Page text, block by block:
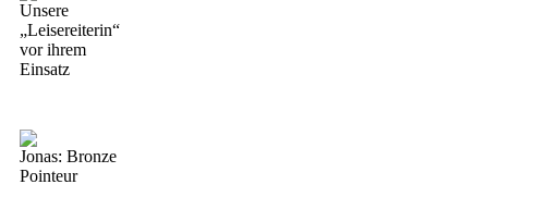
Unsere
„Leisereiterin“
vor ihrem
Einsatz
Jonas: Bronze
Pointeur